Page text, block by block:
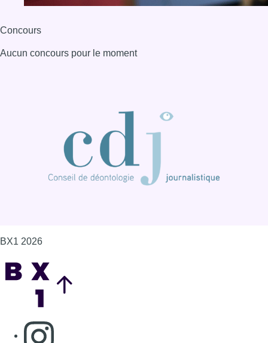
Concours
Aucun concours pour le moment
BX1 2026
Consulter page Instagram